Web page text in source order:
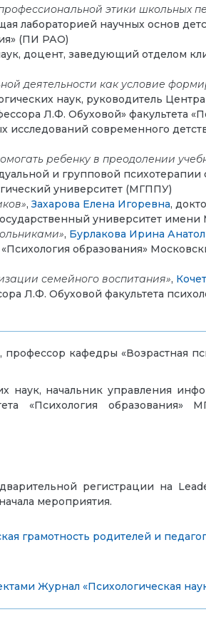
этики школьных
лабораторией научных основ
(ПИ РАО)
доцент, заведующий отделом
деятельности как условие
наук, руководитель
Л.Ф. Обуховой» факультета
современного
ребенку в преодолении
и групповой психотерапии
университет (МГППУ)
,Захарова Елена Игоревна,
университет
, Бурлакова Ирина
образования»
семейного воспитания»,
Л.Ф. Обуховой факультета
профессор кафедры «Возрастная
наук, начальник управления
«Психология образования»
регистрации на
мероприятия.
грамотность родителей и
Журнал «Психологическая